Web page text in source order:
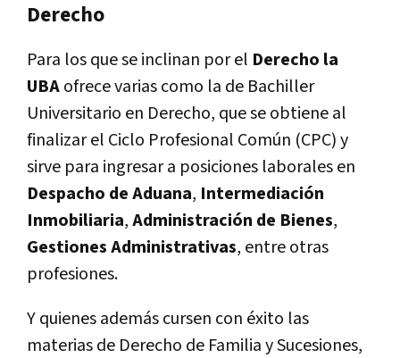
Derecho
Para los que se inclinan por el Derecho la
UBAofrece varias como la de Bachiller
Universitario en Derecho, que se obtiene al
finalizar el Ciclo Profesional Común (CPC) y
sirve para ingresar a posiciones laborales en
Despacho de Aduana, Intermediación
Inmobiliaria,Administración de Bienes,
Gestiones Administrativas, entre otras
profesiones.
Y quienes además cursen con éxito las
materias de Derecho de Familia y Sucesiones,